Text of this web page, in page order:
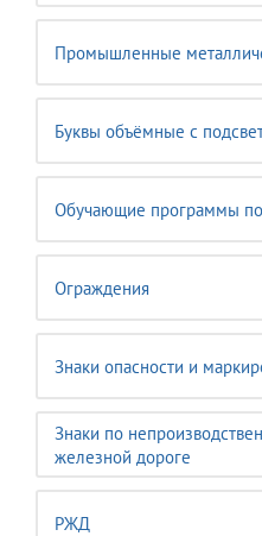
Промышленные
Буквы объёмные с
Обучающие программы
Ограждения
Знаки опасности и
Знаки по
железной дороге
РЖД